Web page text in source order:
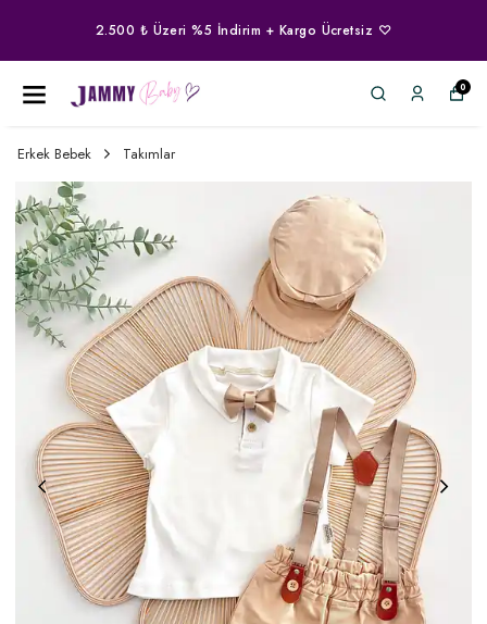
2.500 ₺ Üzeri %5 İndirim + Kargo Ücretsiz ♡
0
Erkek Bebek Takımlar